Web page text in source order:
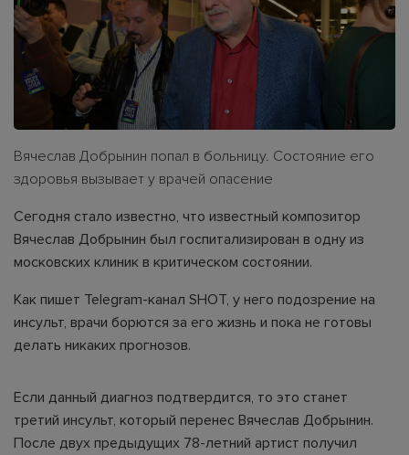
Вячеслав Добрынин попал в больницу. Состояние его
здоровья вызывает у врачей опасение
Сегодня стало известно, что известный композитор
Вячеслав Добрынин был госпитализирован в одну из
московских клиник в критическом состоянии.
Как пишет Telegram-канал SHOT, у него подозрение на
инсульт, врачи борются за его жизнь и пока не готовы
делать никаких прогнозов.
Если данный диагноз подтвердится, то это станет
третий инсульт, который перенес Вячеслав Добрынин.
После двух предыдущих 78-летний артист получил